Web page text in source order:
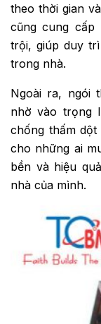
theo thời gian
cũng cung cấp
trội, giúp duy
trong nhà.
Ngoài ra, ngói
nhờ vào trọng
chống thấm
cho những ai
bền và hiệu
nhà của mình.